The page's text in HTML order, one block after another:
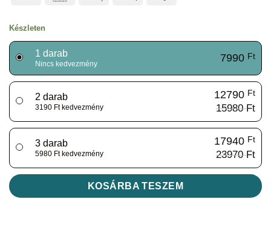
Készleten
1 darab
Nincs kedvezmény 7990 Ft
2 darab
3190 Ft kedvezmény
12790 Ft
15980Ft
3 darab
5980 Ft kedvezmény
17940 Ft
23970Ft
KOSÁRBA TESZEM